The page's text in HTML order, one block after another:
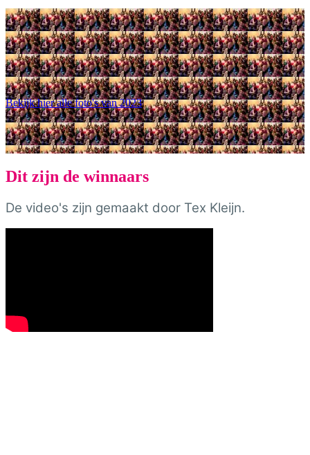
Bekijk hier alle foto's van 2023
Dit zijn de winnaars
De video's zijn gemaakt door Tex Kleijn.